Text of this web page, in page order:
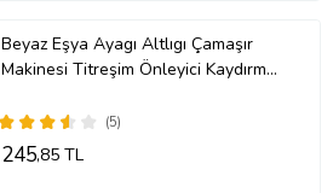
Beyaz Eşya Ayagı Altlıgı Çamaşır
Makinesi Titreşim Önleyici Kaydırmaz
(5)
245,85 TL